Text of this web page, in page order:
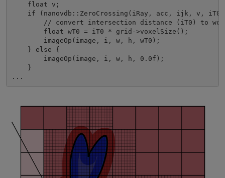
float v ;
if
( nanovdb :: ZeroCrossing ( iRay , acc , ijk, v , iT0
// convert intersection distance (iT0) to
float wT0 = iT0 * grid ->voxelSize ();
        imageOp
( image , i , w, h , wT0 );
}
else
{
        imageOp
( image , i , w, h , 0.0f );
}
...